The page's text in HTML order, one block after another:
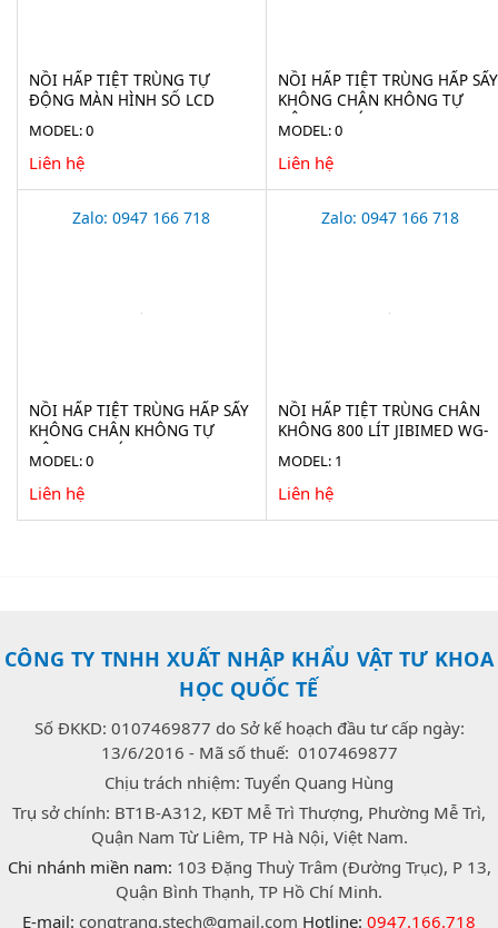
NỒI HẤP TIỆT TRÙNG TỰ
ĐỘNG MÀN HÌNH SỐ LCD
MODEL: 0
Liên hệ
NỒI HẤP TIỆT TRÙNG HẤP SẤY
KHÔNG CHÂN KHÔNG TỰ
ĐỘNG 75 LÍT JIBIMED LS-75HV
MODEL: 0
Liên hệ
Zalo: 0947 166 718
NỒI HẤP TIỆT TRÙNG HẤP SẤY
KHÔNG CHÂN KHÔNG TỰ
ĐỘNG 100 LÍT JIBIMED LS-
100HV
MODEL: 0
Liên hệ
Zalo: 0947 166 718
NỒI HẤP TIỆT TRÙNG CHÂN
KHÔNG 800 LÍT JIBIMED WG-
MODEL: 1
Liên hệ
CÔNG TY TNHH XUẤT NHẬP KHẨU VẬT TƯ KHOA
HỌC QUỐC TẾ
Số ĐKKD: 0107469877 do Sở kế hoạch đầu tư cấp ngày:
13/6/2016 - Mã số thuế: 0107469877
Chịu trách nhiệm: Tuyển Quang Hùng
Trụ sở chính: BT1B-A312, KĐT Mễ Trì Thượng, Phường Mễ Trì,
Quận Nam Từ Liêm, TP Hà Nội, Việt Nam.
Chi nhánh miền nam: 103 Đặng Thuỳ Trâm (Đường Trục), P 13,
Quận Bình Thạnh, TP Hồ Chí Minh.
E-mail: congtrang.stech@gmail.com Hotline: 0947.166.718